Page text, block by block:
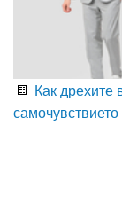
Как дрехите